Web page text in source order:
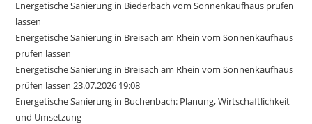
Energetische Sanierung in Biederbach vom Sonnenkaufhaus prüfen
lassen
Energetische Sanierung in Breisach am Rhein vom Sonnenkaufhaus
prüfen lassen
Energetische Sanierung in Breisach am Rhein vom Sonnenkaufhaus
prüfen lassen 23.07.2026 19:08
Energetische Sanierung in Buchenbach: Planung, Wirtschaftlichkeit
und Umsetzung